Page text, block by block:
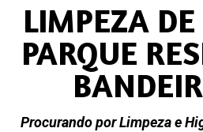
LIMPEZA
PARQUE
Procurando por Limpeza e